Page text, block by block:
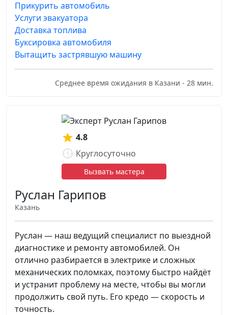
Прикурить автомобиль
Услуги эвакуатора
Доставка топлива
Буксировка автомобиля
Вытащить застрявшую машину
Среднее время ожидания в Казани - 28 мин.
4.8
Круглосуточно
Вызвать мастера
Руслан Гарипов
Казань
Руслан — наш ведущий специалист по выездной
диагностике и ремонту автомобилей. Он
отлично разбирается в электрике и сложных
механических поломках, поэтому быстро найдёт
и устранит проблему на месте, чтобы вы могли
продолжить свой путь. Его кредо — скорость и
точность.